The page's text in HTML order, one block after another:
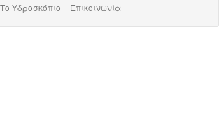
Το Υδροσκόπιο Επικοινωνία